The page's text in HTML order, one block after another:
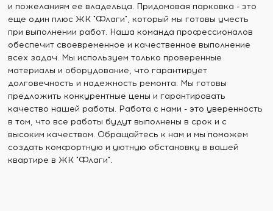
и пожеланиям ее владельца. Придомовая парковка - это
еще один плюс ЖК "Флаги", который мы готовы учесть
при выполнении работ. Наша команда профессионалов
обеспечит своевременное и качественное выполнение
всех задач. Мы используем только проверенные
материалы и оборудование, что гарантирует
долговечность и надежность ремонта. Мы готовы
предложить конкурентные цены и гарантировать
качество нашей работы. Работа с нами - это уверенность
в том, что все работы будут выполнены в срок и с
высоким качеством. Обращайтесь к нам и мы поможем
создать комфортную и уютную обстановку в вашей
квартире в ЖК "Флаги".